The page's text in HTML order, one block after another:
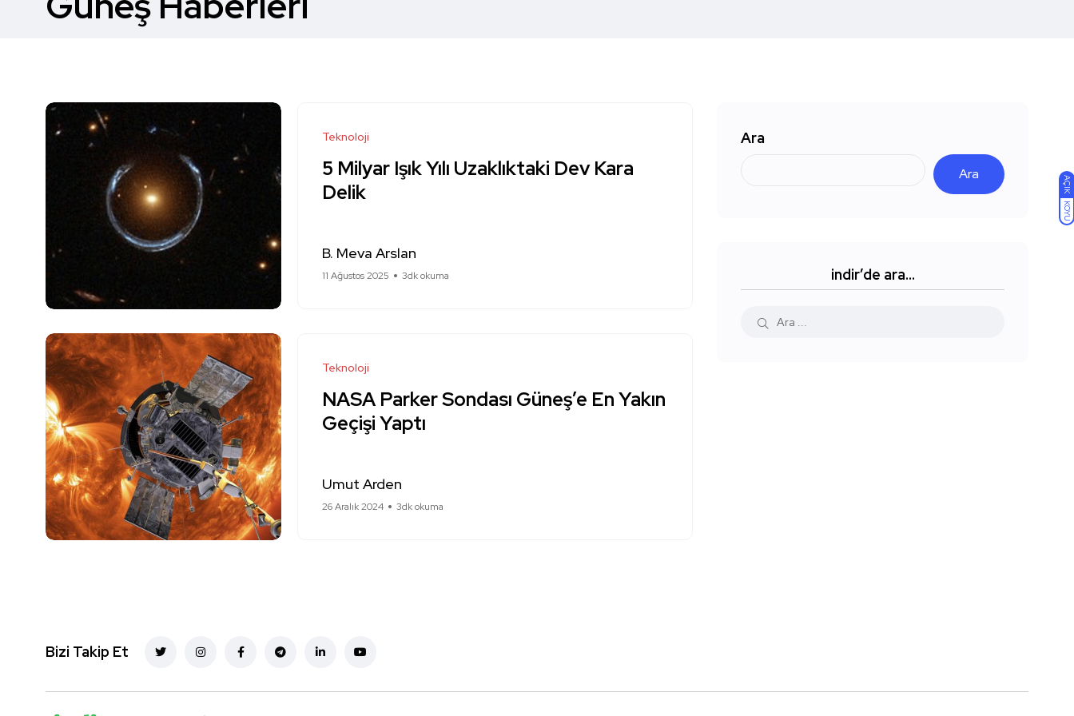
AÇIK
KOYU
Teknoloji
5 Milyar Işık Yılı Uzaklıktaki Dev Kara
Delik
B. Meva Arslan
11 Ağustos 2025 3dk okuma
Teknoloji
NASA Parker Sondası Güneş’e En Yakın
Geçişi Yaptı
Umut Arden
26 Aralık 2024 3dk okuma
Ara
Ara
indir’de ara…
Bizi Takip Et